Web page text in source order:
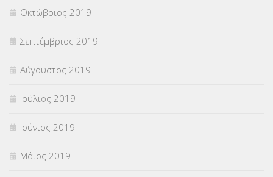
Οκτώβριος 2019
Σεπτέμβριος 2019
Αύγουστος 2019
Ιούλιος 2019
Ιούνιος 2019
Μάιος 2019